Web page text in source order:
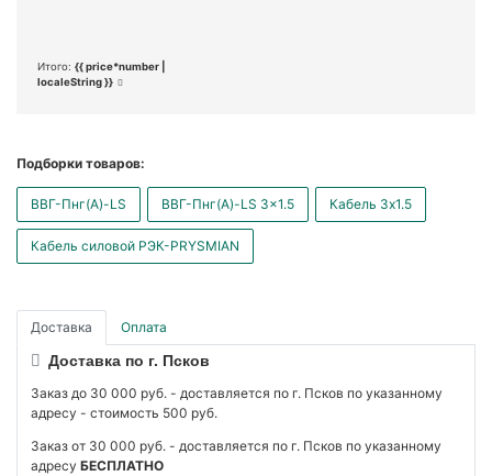
Итого: {{ price*number |
localeString }}
Подборки товаров:
ВВГ-Пнг(А)-LS ВВГ-Пнг(А)-LS 3x1.5 Кабель 3x1.5
Кабель силовой РЭК-PRYSMIAN
Доставка Оплата
Доставка по г. Псков
Заказ до 30 000 руб. - доставляется по г. Псков по указанному
адресу - стоимость 500 руб.
Заказ от 30 000 руб. - доставляется по г. Псков по указанному
адресу БЕСПЛАТНО